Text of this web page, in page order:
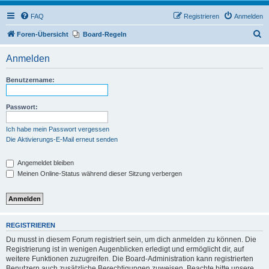
FAQ Anmelden
Registrieren
Foren-Übersicht Board-Regeln
Anmelden
Benutzername:
Passwort:
Ich habe mein Passwort vergessen
Die Aktivierungs-E-Mail erneut senden
Angemeldet bleiben
Meinen Online-Status während dieser Sitzung verbergen
REGISTRIEREN
Du musst in diesem Forum registriert sein, um dich anmelden zu können. Die
Registrierung ist in wenigen Augenblicken erledigt und ermöglicht dir, auf
weitere Funktionen zuzugreifen. Die Board-Administration kann registrierten